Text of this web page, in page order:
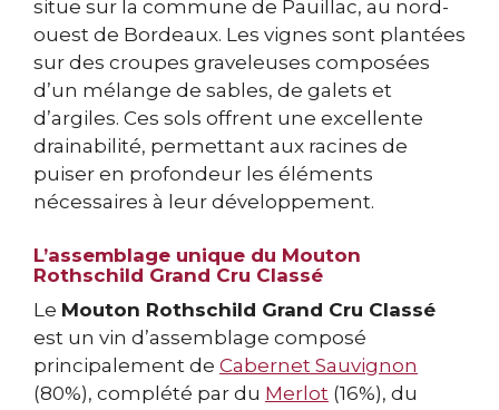
situe sur la commune de Pauillac, au nord-
ouest de Bordeaux. Les vignes sont plantées
sur des croupes graveleuses composées
d’un mélange de sables, de galets et
d’argiles. Ces sols offrent une excellente
drainabilité, permettant aux racines de
puiser en profondeur les éléments
nécessaires à leur développement.
L’assemblage unique du Mouton
Rothschild Grand Cru Classé
Le Mouton Rothschild Grand Cru Classé
est un vin d’assemblage composé
principalement de Cabernet Sauvignon
(80%), complété par du Merlot (16%), du